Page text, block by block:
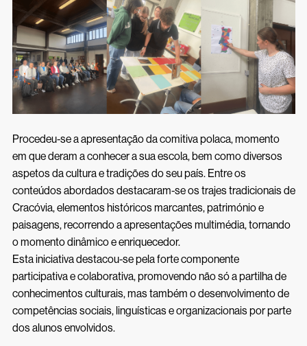
Procedeu-se a apresentação da comitiva polaca, momento
em que deram a conhecer a sua escola, bem como diversos
aspetos da cultura e tradições do seu país. Entre os
conteúdos abordados destacaram-se os trajes tradicionais de
Cracóvia, elementos históricos marcantes, património e
paisagens, recorrendo a apresentações multimédia, tornando
o momento dinâmico e enriquecedor.
Esta iniciativa destacou-se pela forte componente
participativa e colaborativa, promovendo não só a partilha de
conhecimentos culturais, mas também o desenvolvimento de
competências sociais, linguísticas e organizacionais por parte
dos alunos envolvidos.